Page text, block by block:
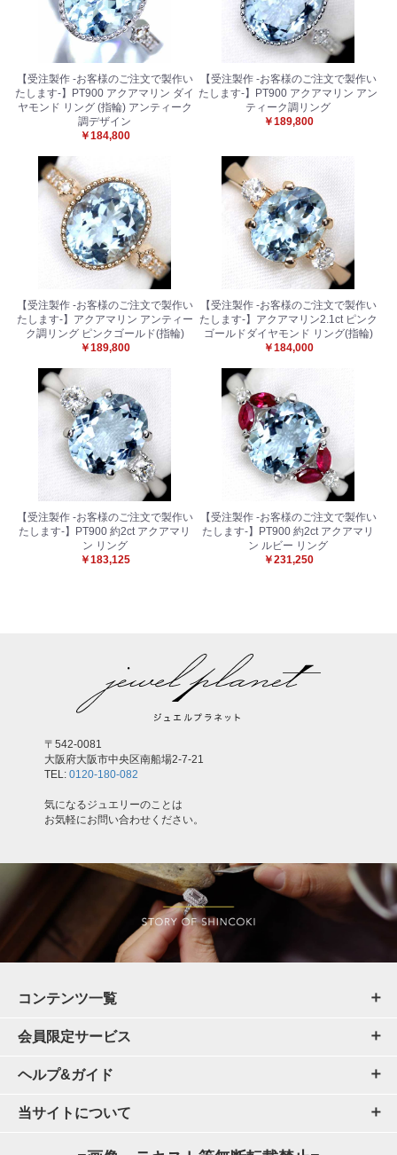
【受注製作 -お客様のご注文で製作い
たします-】PT900 アクアマリン ダイ
ヤモンド リング (指輪) アンティーク
調デザイン
￥184,800
【受注製作 -お客様のご注文で製作い
たします-】PT900 アクアマリン アン
ティーク調リング
￥189,800
【受注製作 -お客様のご注文で製作い
たします-】アクアマリン アンティー
ク調リング ピンクゴールド(指輪)
￥189,800
【受注製作 -お客様のご注文で製作い
たします-】アクアマリン2.1ct ピンク
ゴールドダイヤモンド リング(指輪)
￥184,000
【受注製作 -お客様のご注文で製作い
たします-】PT900 約2ct アクアマリ
ン リング
￥183,125
【受注製作 -お客様のご注文で製作い
たします-】PT900 約2ct アクアマリ
ン ルビー リング
￥231,250
〒542-0081
大阪府大阪市中央区南船場2-7-21
TEL: 0120-180-082
気になるジュエリーのことは
お気軽にお問い合わせください。
コンテンツ一覧
会員限定サービス
ヘルプ&ガイド
当サイトについて